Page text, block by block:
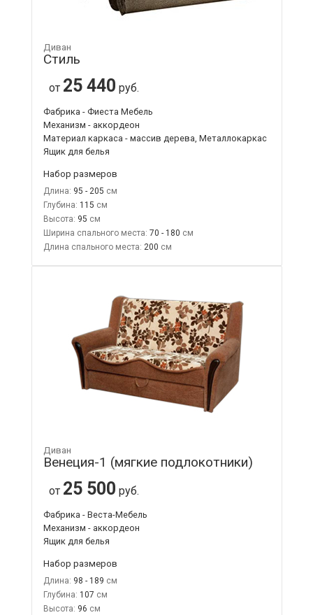
Диван
Стиль
от 25 440 руб.
Фабрика - Фиеста Мебель
Механизм - аккордеон
Материал каркаса - массив дерева, Металлокаркас
Ящик для белья
Набор размеров
Длина: 95 - 205
Глубина: 115
Высота: 95
Ширина спального места: 70 - 180
Длина спального места: 200
Диван
Венеция-1 (мягкие подлокотники)
от 25 500 руб.
Фабрика - Веста-Мебель
Механизм - аккордеон
Ящик для белья
Набор размеров
Длина: 98 - 189
Глубина: 107
Высота: 96